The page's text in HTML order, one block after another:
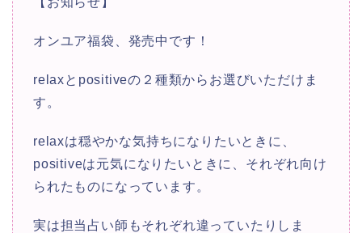
オンユア福袋、発売中です！
relaxとpositiveの２種類からお選びいただけま
す。
relaxは穏やかな気持ちになりたいときに、
positiveは元気になりたいときに、それぞれ向け
られたものになっています。
実は担当占い師もそれぞれ違っていたりしま